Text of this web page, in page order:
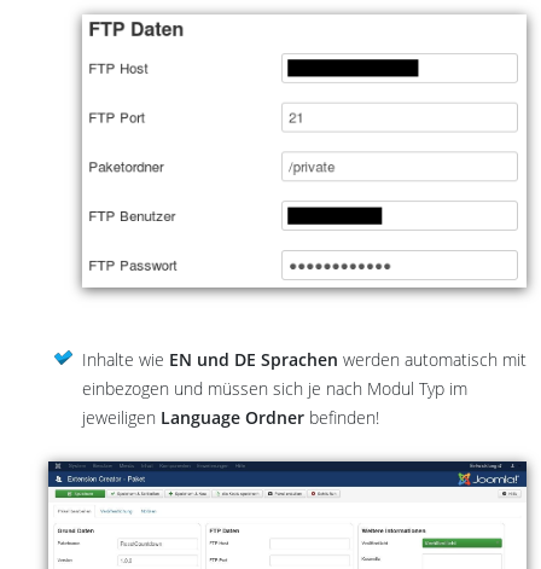
Inhalte wie EN und DE Sprachen werden automatisch mit
einbezogen und müssen sich je nach Modul Typ im
jeweiligen Language Ordner befinden!